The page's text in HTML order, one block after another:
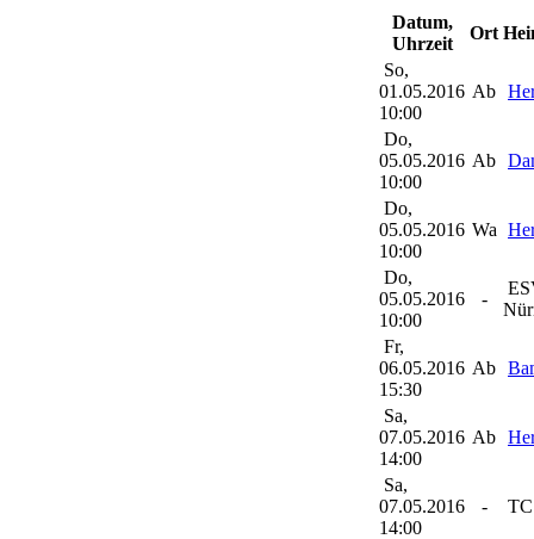
Datum,
Uhrzeit
Ort
So,
01.05.2016
10:00
Ab
Do,
05.05.2016
10:00
Ab
Do,
05.05.2016
10:00
Wa
Do,
05.05.2016
10:00
-
Fr,
06.05.2016
15:30
Ab
Sa,
07.05.2016
14:00
Ab
Sa,
07.05.2016
14:00
- TC